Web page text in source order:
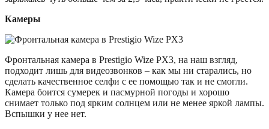
Камеры
Фронтальная камера в Prestigio Wize PX3, на наш взгляд,
подходит лишь для видеозвонков – как мы ни старались, но
сделать качественное селфи с ее помощью так и не смогли.
Камера боится сумерек и пасмурной погоды и хорошо
снимает только под ярким солнцем или не менее яркой лампы.
Вспышки у нее нет.